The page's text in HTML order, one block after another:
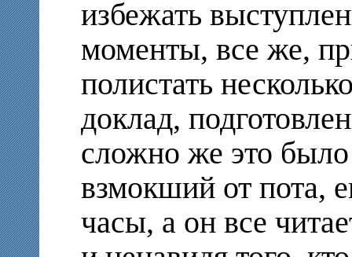
избежать
моменты, все же,
полистать
доклад,
сложно же это
взмокший от пота,
часы, а он все